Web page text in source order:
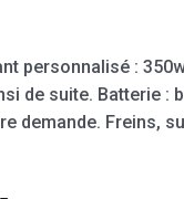
personnalisé :
de suite. Batterie :
demande. Freins,